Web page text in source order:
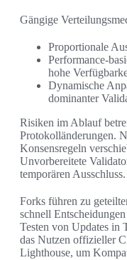
Gängige
Proportionale
Performance-
hohe
Dynamische
dominanter
Risiken im Ablauf
Protokolländerungen.
Konsensregeln
Unvorbereitete
temporären Ausschluss.
Forks führen zu
schnell
Testen von Updates in
das Nutzen offizieller
Lighthouse, um